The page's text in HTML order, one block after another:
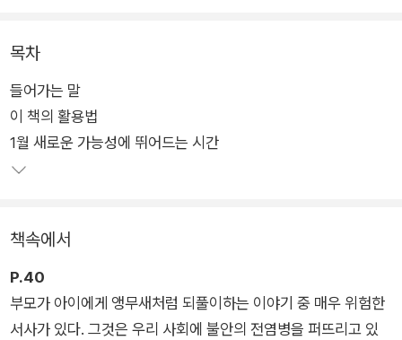
의 삶을 연구해온 토드 헨리는 결정적인 순간에 여지없이 탁월함
을 발휘하는 이들의 공통점으로 일상의 생각 훈련을 꼽았다. 매일
꾸준히 반복하는 생각 훈련은 누구에게나 출중함을 가져온다고
단언하는 그는, 그간 터득한 노하우를 365가지의 주제별 에세이
와 질문으로 세분화해 엮어냈다.
기술이다. 창의력이란 남다른 아이디어를 떠올리는 능력일 뿐 아
니라, 효과적으로 업무를 진행하는 실력, 사람들과 원활한 협력
관계를 맺는 슬기 그리고 나만의 길을 찾고 견지해내는 지혜다.
즉, 우리가 마주하는 모든 상황에서 가치를 창출해내는 문제 해결
목차
들어가는 말
이 책의 활용법
1월 새로운 가능성에 뛰어드는 시간
책속에서
P.40
부모가 아이에게 앵무새처럼 되풀이하는 이야기 중 매우 위험한
서사가 있다. 그것은 우리 사회에 불안의 전염병을 퍼뜨리고 있